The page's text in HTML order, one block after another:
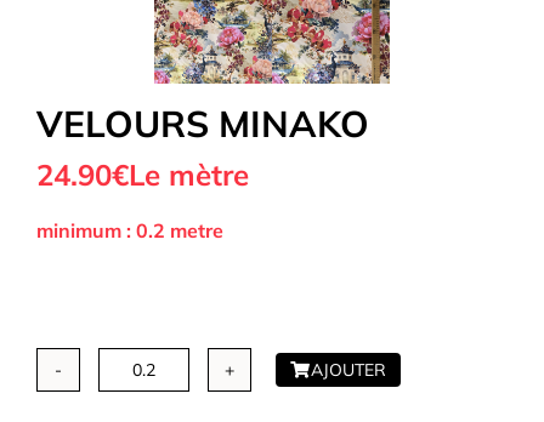
Exclusivité WEB
VELOURS MINAKO
24.90€Le mètre
minimum : 0.2 metre
quantité
AJOUTER